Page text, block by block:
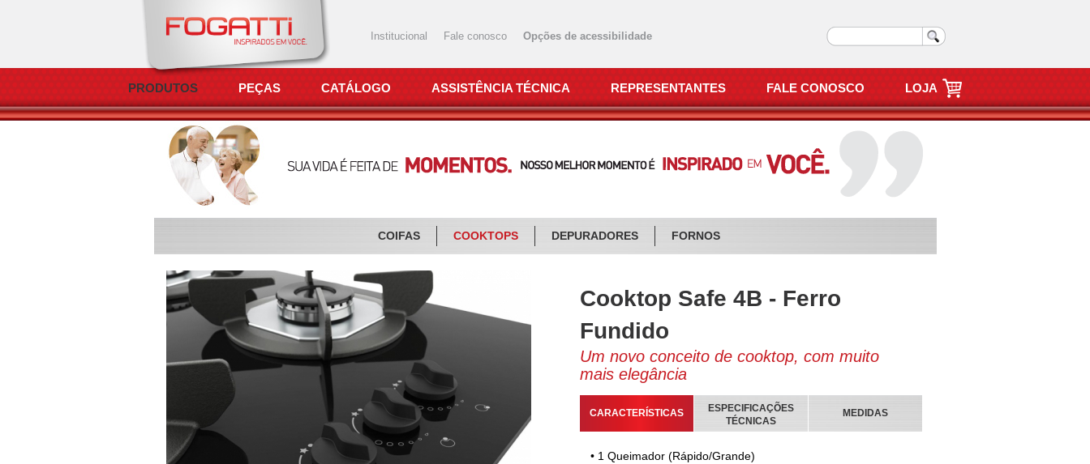
Institucional Fale conosco Opções de acessibilidade
PRODUTOS PEÇAS CATÁLOGO ASSISTÊNCIA TÉCNICA REPRESENTANTES FALE CONOSCO LOJA
COIFAS COOKTOPS DEPURADORES FORNOS
Cooktop Safe 4B - Ferro
Fundido
Um novo conceito de cooktop, com muito
mais elegância
CARACTERÍSTICAS
ESPECIFICAÇÕES
TÉCNICAS
MEDIDAS
• 1 Queimador (Rápido/Grande)